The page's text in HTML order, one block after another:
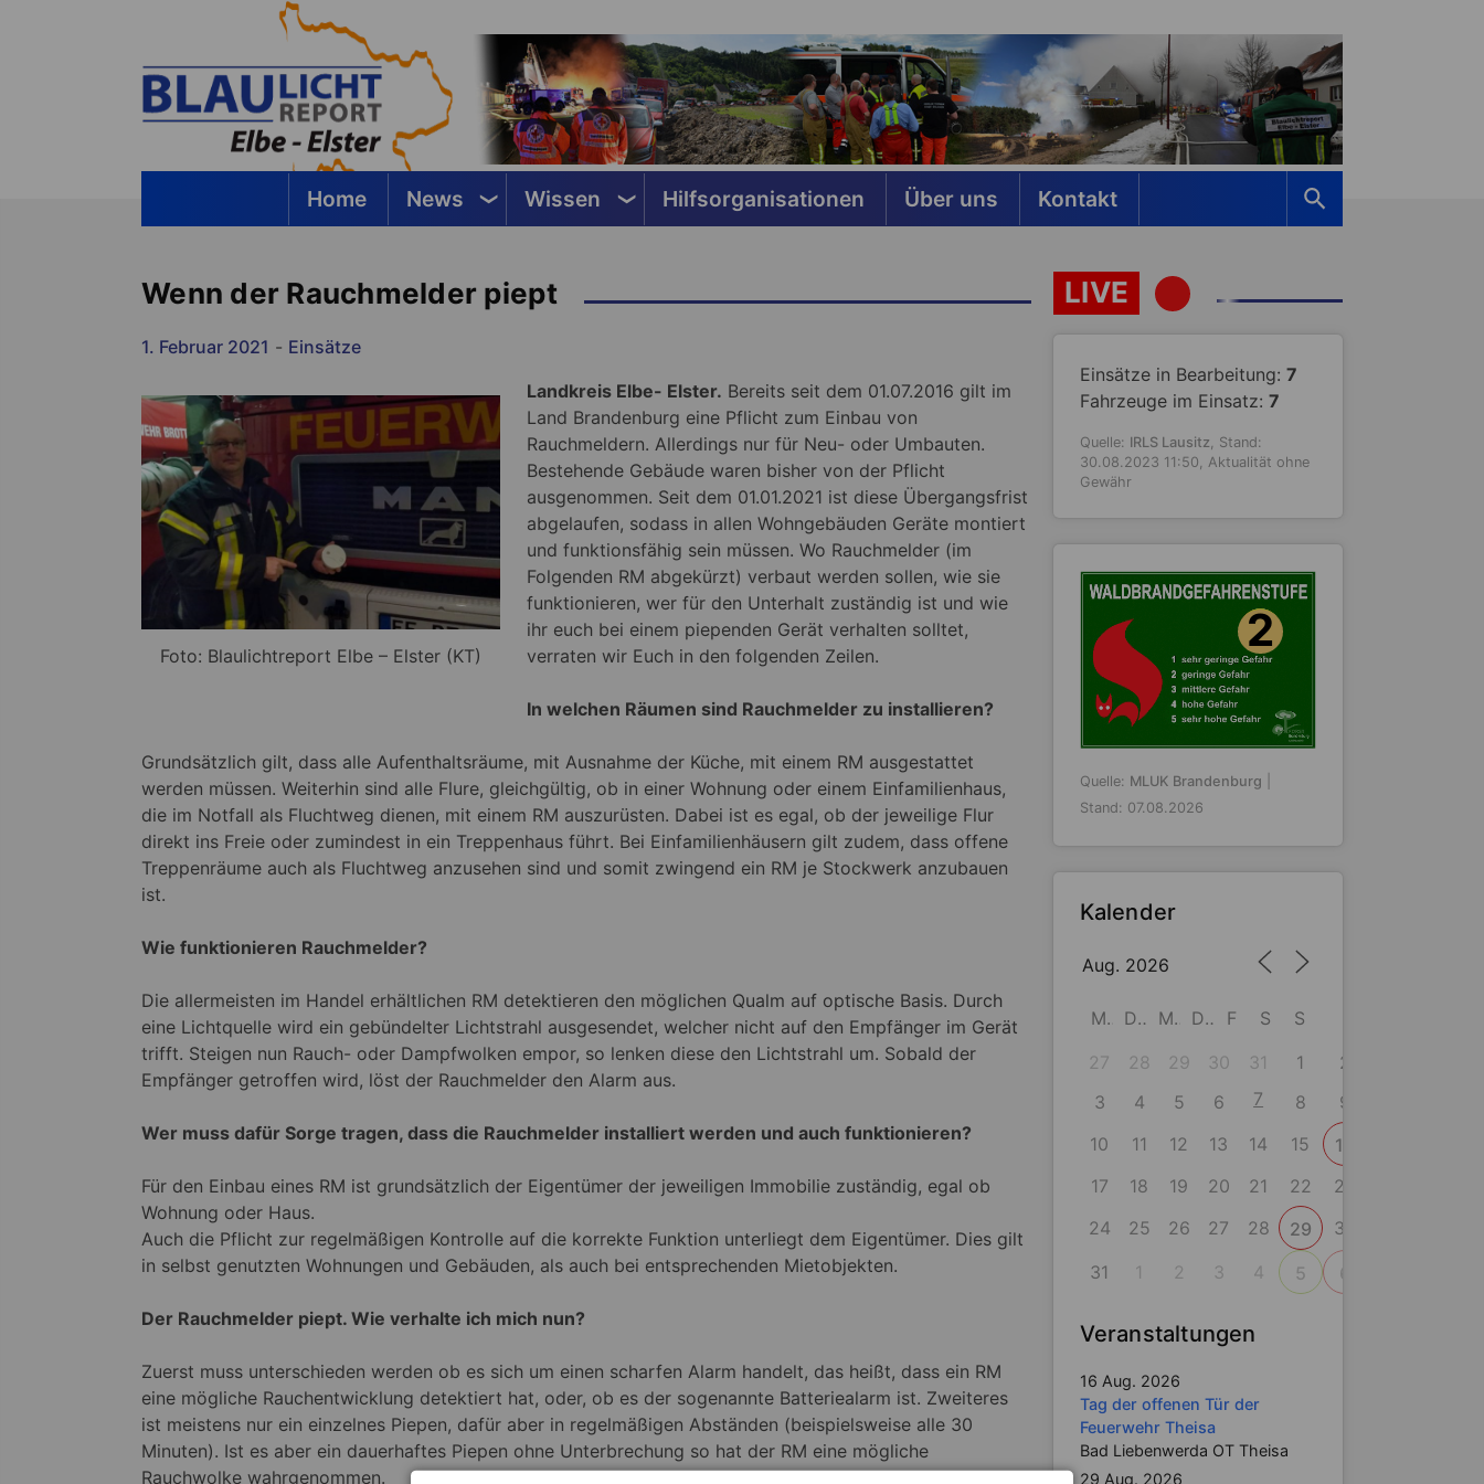
Home News Wissen Hilfsorganisationen Über uns Kontakt
Wenn der Rauchmelder piept
1. Februar 2021 - Einsätze
Foto: Blaulichtreport Elbe – Elster (KT)
Landkreis Elbe- Elster. Bereits seit dem 01.07.2016 gilt im
Land Brandenburg eine Pflicht zum Einbau von
Rauchmeldern. Allerdings nur für Neu- oder Umbauten.
Bestehende Gebäude waren bisher von der Pflicht
ausgenommen. Seit dem 01.01.2021 ist diese Übergangsfrist
abgelaufen, sodass in allen Wohngebäuden Geräte montiert
und funktionsfähig sein müssen. Wo Rauchmelder (im
Folgenden RM abgekürzt) verbaut werden sollen, wie sie
funktionieren, wer für den Unterhalt zuständig ist und wie
ihr euch bei einem piependen Gerät verhalten solltet,
verraten wir Euch in den folgenden Zeilen.
In welchen Räumen sind Rauchmelder zu installieren?
Grundsätzlich gilt, dass alle Aufenthaltsräume, mit Ausnahme der Küche, mit einem RM ausgestattet
werden müssen. Weiterhin sind alle Flure, gleichgültig, ob in einer Wohnung oder einem Einfamilienhaus,
die im Notfall als Fluchtweg dienen, mit einem RM auszurüsten. Dabei ist es egal, ob der jeweilige Flur
direkt ins Freie oder zumindest in ein Treppenhaus führt. Bei Einfamilienhäusern gilt zudem, dass offene
Treppenräume auch als Fluchtweg anzusehen sind und somit zwingend ein RM je Stockwerk anzubauen
ist.
Wie funktionieren Rauchmelder?
Die allermeisten im Handel erhältlichen RM detektieren den möglichen Qualm auf optische Basis. Durch
eine Lichtquelle wird ein gebündelter Lichtstrahl ausgesendet, welcher nicht auf den Empfänger im Gerät
trifft. Steigen nun Rauch- oder Dampfwolken empor, so lenken diese den Lichtstrahl um. Sobald der
Empfänger getroffen wird, löst der Rauchmelder den Alarm aus.
Wer muss dafür Sorge tragen, dass die Rauchmelder installiert werden und auch funktionieren?
Für den Einbau eines RM ist grundsätzlich der Eigentümer der jeweiligen Immobilie zuständig, egal ob
Wohnung oder Haus.
Auch die Pflicht zur regelmäßigen Kontrolle auf die korrekte Funktion unterliegt dem Eigentümer. Dies gilt
in selbst genutzten Wohnungen und Gebäuden, als auch bei entsprechenden Mietobjekten.
Der Rauchmelder piept. Wie verhalte ich mich nun?
Zuerst muss unterschieden werden ob es sich um einen scharfen Alarm handelt, das heißt, dass ein RM
eine mögliche Rauchentwicklung detektiert hat, oder, ob es der sogenannte Batteriealarm ist. Zweiteres
ist meistens nur ein einzelnes Piepen, dafür aber in regelmäßigen Abständen (beispielsweise alle 30
Minuten). Ist es aber ein dauerhaftes Piepen ohne Unterbrechung so hat der RM eine mögliche
Rauchwolke wahrgenommen.
LIVE
Einsätze in Bearbeitung: 7
Fahrzeuge im Einsatz: 7
Quelle: IRLS Lausitz, Stand:
30.08.2023 11:50, Aktualität ohne
Gewähr
2
Quelle: MLUK Brandenburg
Stand: 07.08.2026
Kalender
Aug. 2026
M D M D F S
S
27
28 29 30 31 1
2
3
4 5 6 7 8
9
10
11 12 13 14 15
16
17
18 19 20 21 22
23
24
25 26 27 28 29
30
31
1 2 3 4 5 6
Veranstaltungen
16 Aug. 2026
Tag der offenen Tür der
Feuerwehr Theisa
Bad Liebenwerda OT Theisa
29 Aug. 2026